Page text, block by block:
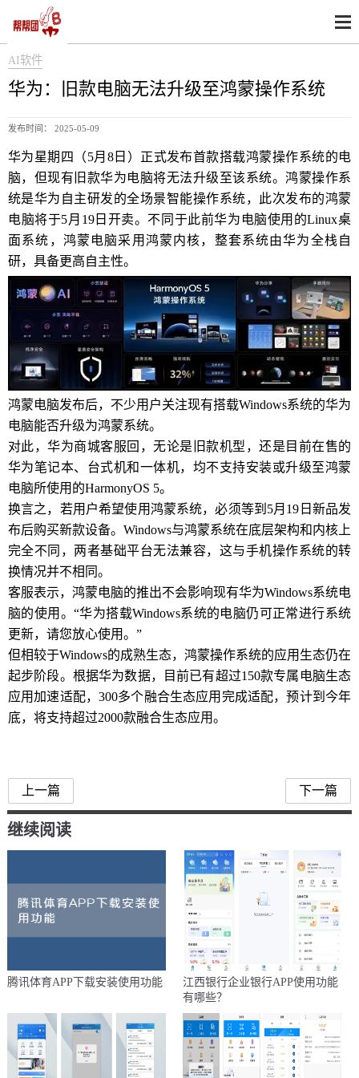
AI软件
华为：旧款电脑无法升级至鸿蒙操作系统
发布时间： 2025-05-09
华为星期四（5月8日）正式发布首款搭载鸿蒙操作系统的电
脑，但现有旧款华为电脑将无法升级至该系统。鸿蒙操作系
统是华为自主研发的全场景智能操作系统，此次发布的鸿蒙
电脑将于5月19日开卖。不同于此前华为电脑使用的Linux桌
面系统，鸿蒙电脑采用鸿蒙内核，整套系统由华为全栈自
研，具备更高自主性。
鸿蒙电脑发布后，不少用户关注现有搭载Windows系统的华为
电脑能否升级为鸿蒙系统。
对此，华为商城客服回，无论是旧款机型，还是目前在售的
华为笔记本、台式机和一体机，均不支持安装或升级至鸿蒙
电脑所使用的HarmonyOS 5。
换言之，若用户希望使用鸿蒙系统，必须等到5月19日新品发
布后购买新款设备。Windows与鸿蒙系统在底层架构和内核上
完全不同，两者基础平台无法兼容，这与手机操作系统的转
换情况并不相同。
客服表示，鸿蒙电脑的推出不会影响现有华为Windows系统电
脑的使用。“华为搭载Windows系统的电脑仍可正常进行系统
更新，请您放心使用。”
但相较于Windows的成熟生态，鸿蒙操作系统的应用生态仍在
起步阶段。根据华为数据，目前已有超过150款专属电脑生态
应用加速适配，300多个融合生态应用完成适配，预计到今年
底，将支持超过2000款融合生态应用。
上一篇 下一篇
继续阅读
腾讯体育APP下载安装使用功能
江西银行企业银行APP使用功能
有哪些？